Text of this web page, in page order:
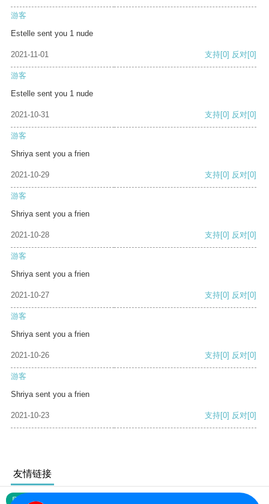
游客
Estelle sent you 1 nude
2021-11-01 支持[0] 反对[0]
游客
Estelle sent you 1 nude
2021-10-31 支持[0] 反对[0]
游客
Shriya sent you a frien
2021-10-29 支持[0] 反对[0]
游客
Shriya sent you a frien
2021-10-28 支持[0] 反对[0]
游客
Shriya sent you a frien
2021-10-27 支持[0] 反对[0]
游客
Shriya sent you a frien
2021-10-26 支持[0] 反对[0]
游客
Shriya sent you a frien
2021-10-23 支持[0] 反对[0]
友情链接
网站地图